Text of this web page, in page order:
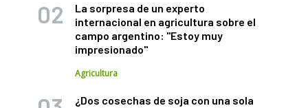
La sorpresa de un experto
internacional en agricultura sobre el
campo argentino: "Estoy muy
impresionado"
Agricultura
¿Dos cosechas de soja con una sola